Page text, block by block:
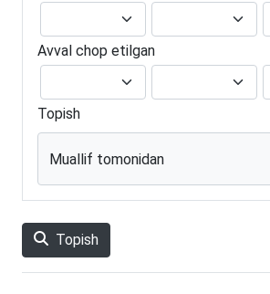
Avval chop etilgan
Topish
Muallif tomonidan
Topish